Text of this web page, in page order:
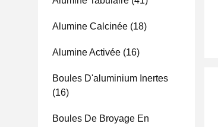
Alumine Calcinée (18)
Alumine Activée (16)
Boules D'aluminium Inertes
(16)
Boules De Broyage En